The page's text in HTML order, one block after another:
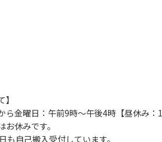
ら金曜日：午前9時～午後4時【昼休み：
休みです。
も自己搬入受付しています。